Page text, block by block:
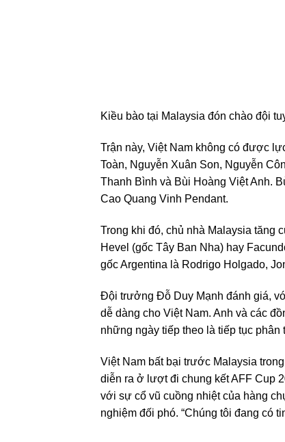
Kiều bào tại Malaysia đón chào đội
Trận này, Việt Nam không có được
Toàn, Nguyễn Xuân Son, Nguyễn
Thanh Bình và Bùi Hoàng Việt Anh.
Cao Quang Vinh Pendant.
Trong khi đó, chủ nhà Malaysia tăng
Hevel (gốc Tây Ban Nha) hay
gốc Argentina là Rodrigo Holgado,
Đội trưởng Đỗ Duy Mạnh đánh giá,
dễ dàng cho Việt Nam. Anh và các
những ngày tiếp theo là tiếp tục
Việt Nam bất bại trước Malaysia
diễn ra ở lượt đi chung kết AFF Cup
với sự cổ vũ cuồng nhiệt của hàng
nghiệm đối phó. “Chúng tôi đang có